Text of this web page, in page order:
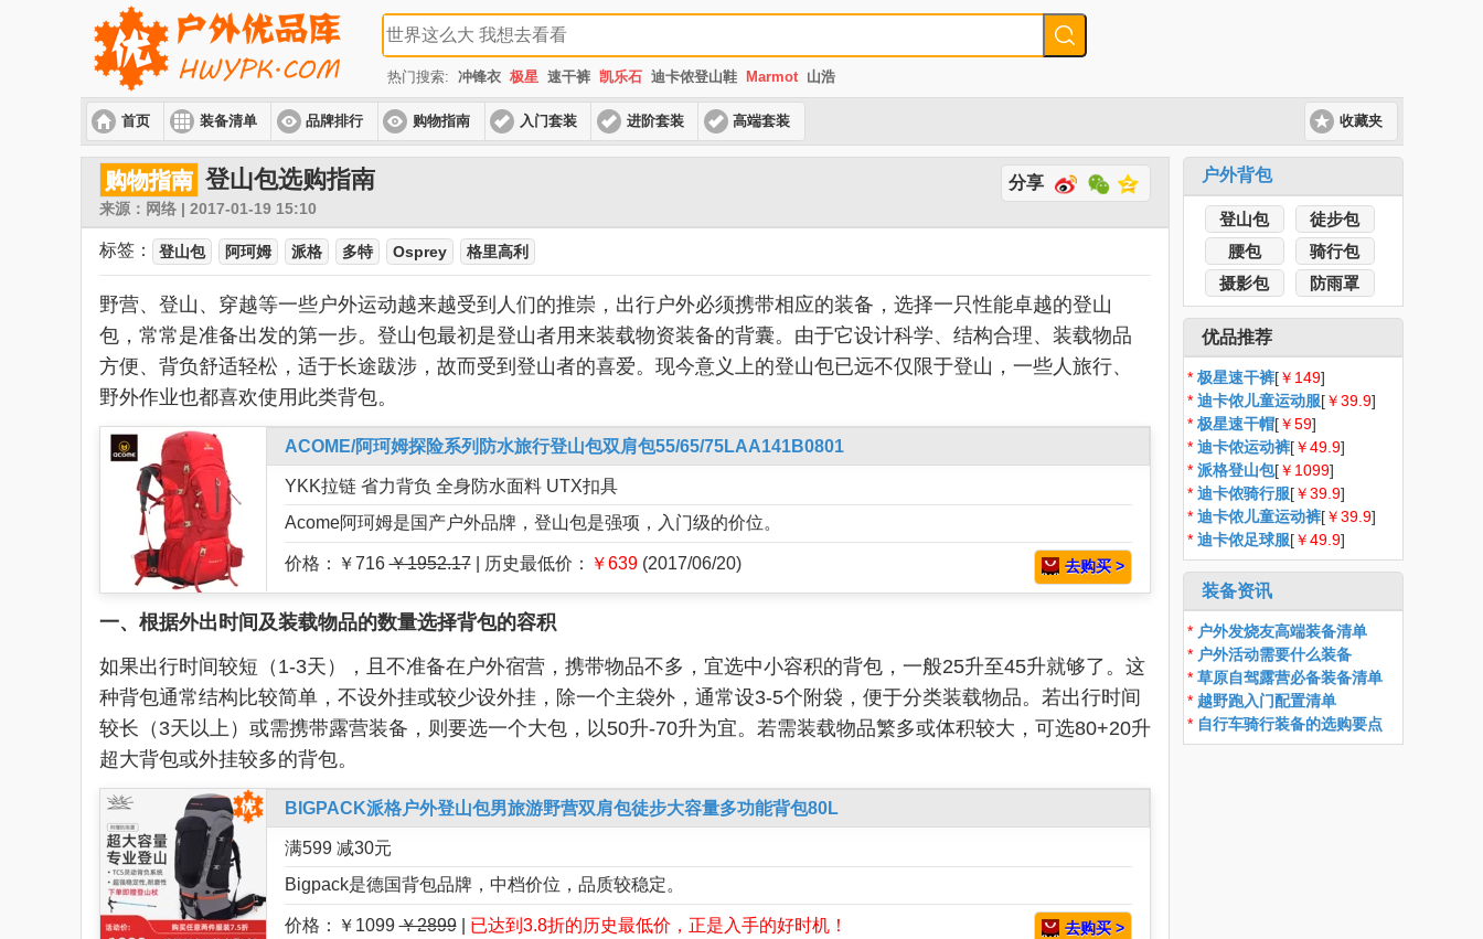
热门搜索: 冲锋衣 极星 速干裤 凯乐石 迪卡侬登山鞋 Marmot 山浩
首页 装备清单 品牌排行 购物指南 入门套装 进阶套装 高端套装 收藏夹
户外背包
登山包
徒步包
腰包
骑行包
摄影包
防雨罩
优品推荐
* 极星速干裤[￥149]
* 迪卡侬儿童运动服[￥39.9]
* 极星速干帽[￥59]
* 迪卡侬运动裤[￥49.9]
* 派格登山包[￥1099]
* 迪卡侬骑行服[￥39.9]
* 迪卡侬儿童运动裤[￥39.9]
* 迪卡侬足球服[￥49.9]
装备资讯
* 户外发烧友高端装备清单
* 户外活动需要什么装备
* 草原自驾露营必备装备清单
* 越野跑入门配置清单
* 自行车骑行装备的选购要点
购物指南 登山包选购指南 分享
来源：网络 | 2017-01-19 15:10
标签： 登山包 阿珂姆 派格 多特 Osprey 格里高利
野营、登山、穿越等一些户外运动越来越受到人们的推崇，出行户外必须携带相应的装备，选择一只性能卓越的登山
包，常常是准备出发的第一步。登山包最初是登山者用来装载物资装备的背囊。由于它设计科学、结构合理、装载物品
方便、背负舒适轻松，适于长途跋涉，故而受到登山者的喜爱。现今意义上的登山包已远不仅限于登山，一些人旅行、
野外作业也都喜欢使用此类背包。
ACOME/阿珂姆探险系列防水旅行登山包双肩包55/65/75LAA141B0801
YKK拉链 省力背负 全身防水面料 UTX扣具
Acome阿珂姆是国产户外品牌，登山包是强项，入门级的价位。
价格：￥716￥1952.17| 历史最低价： ￥639(2017/06/20) 去购买 >
一、根据外出时间及装载物品的数量选择背包的容积
如果出行时间较短（1-3天），且不准备在户外宿营，携带物品不多，宜选中小容积的背包，一般25升至45升就够了。这
种背包通常结构比较简单，不设外挂或较少设外挂，除一个主袋外，通常设3-5个附袋，便于分类装载物品。若出行时间
较长（3天以上）或需携带露营装备，则要选一个大包，以50升-70升为宜。若需装载物品繁多或体积较大，可选80+20升
超大背包或外挂较多的背包。
BIGPACK派格户外登山包男旅游野营双肩包徒步大容量多功能背包80L
满599 减30元
Bigpack是德国背包品牌，中档价位，品质较稳定。
价格：￥1099￥2899| 已达到3.8折的历史最低价，正是入手的好时机！ 去购买 >